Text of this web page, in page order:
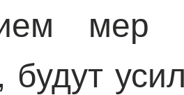
мер
будут